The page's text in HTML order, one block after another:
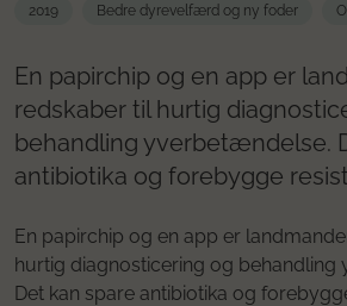
2019 Bedre dyrevelfærd og ny foder
En papirchip og en app er
redskaber til hurtig
behandling yverbetændelse.
antibiotika og forebygge
En papirchip og en app er
hurtig diagnosticering og behandling
Det kan spare antibiotika og